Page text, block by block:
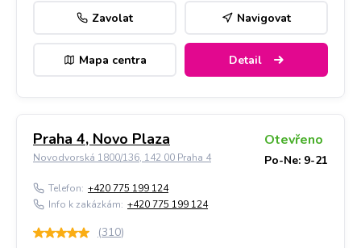
Zavolat Navigovat
Mapa centra Detail
Praha 4, Novo Plaza
Novodvorská 1800/136, 142 00 Praha 4
Otevřeno
Po-Ne: 9-21
Telefon: +420 775 199 124
Info k zakázkám: +420 775 199 124
(310)